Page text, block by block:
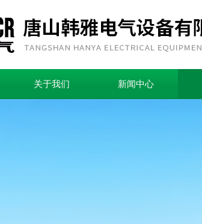
关于我们 新闻中心